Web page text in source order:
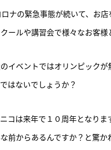
ナの緊急事態が続いて、お
ールや講習会で様々なお客様
イベントではオリンピック
はないでしょうか？
コは来年で１０周年となりま
前からあるんですか？と驚か